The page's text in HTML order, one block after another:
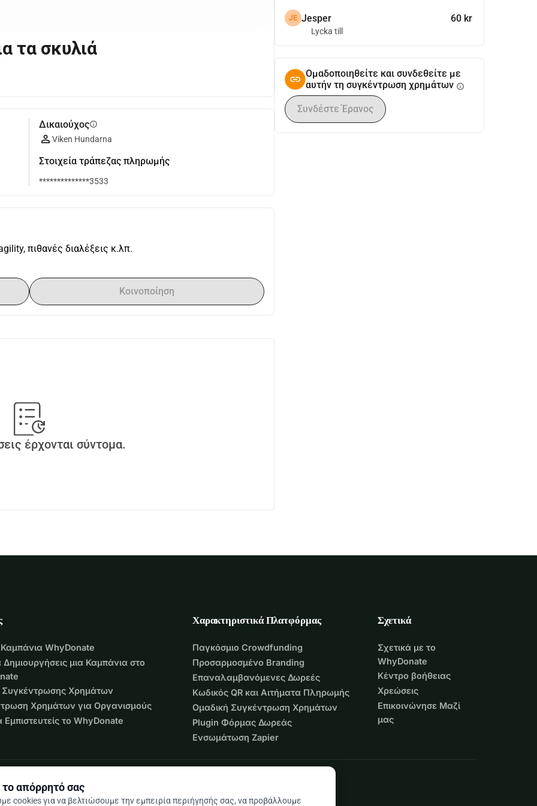
τα σκυλιά
Δικαιούχοςinfo
Viken Hundarna
Στοιχεία τράπεζας πληρωμής
**************3533
πιθανές διαλέξεις κ.λπ.
Κοινοποίηση
έρχονται σύντομα.
JE Jesper 60 kr
Lycka till
Ομαδοποιηθείτε και συνδεθείτε με
αυτήν τη συγκέντρωση χρημάτων info
Συνδέστε Έρανος
Καμπάνια WhyDonate
μια Καμπάνια στο
Συγκέντρωσης Χρημάτων
Χρημάτων για Οργανισμούς
Εμπιστευτείς το WhyDonate
Χαρακτηριστικά Πλατφόρμας
Παγκόσμιο Crowdfunding
Προσαρμοσμένο Branding
Επαναλαμβανόμενες Δωρεές
Κωδικός QR και Αιτήματα Πληρωμής
Ομαδική Συγκέντρωση Χρημάτων
Plugin Φόρμας Δωρεάς
Ενσωμάτωση Zapier
Σχετικά
Σχετικά με το
WhyDonate
Κέντρο βοήθειας
Χρεώσεις
Επικοινώνησε Μαζί
μας
απόρρητό σας
cookies για να βελτιώσουμε την εμπειρία περιήγησής σας, να προβάλλουμε